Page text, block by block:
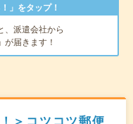
」をタップ！
、派遣会社から
が届きます！
＞コツコツ郵便